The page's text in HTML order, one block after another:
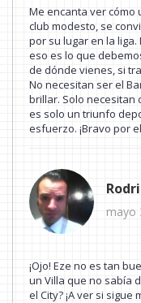
Me encanta ver cómo
club modesto, se
por su lugar en la
eso es lo que
de dónde vienes, si
No necesitan ser el
brillar. Solo necesitan
es solo un triunfo
esfuerzo. ¡Bravo por
mayo
¡Ojo! Eze no es tan
un Villa que no sabía
el City? ¡A ver si